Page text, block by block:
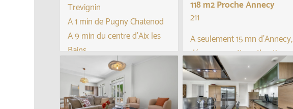
Trevignin
A 1 min de Pugny Chatenod
A 9 min du centre d’Aix les
Bains
Maison avec superbe vue
dégagée sur le lac du
Bourget et les montagnes
118 m2 Proche Annecy
211
A seulement 15 mn d’Annecy,
découvrez cette authentique
ferme de caractère
entièrement rénovée, alliant
le charme de l’ancien au